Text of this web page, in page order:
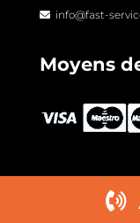
info@fast-
Moyens